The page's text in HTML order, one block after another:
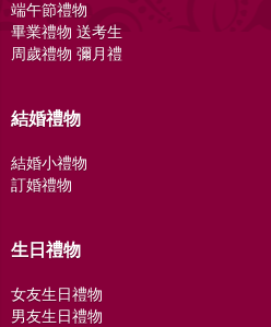
端午節禮物
畢業禮物 送考生
周歲禮物 彌月禮
結婚禮物
結婚小禮物
訂婚禮物
生日禮物
女友生日禮物
男友生日禮物